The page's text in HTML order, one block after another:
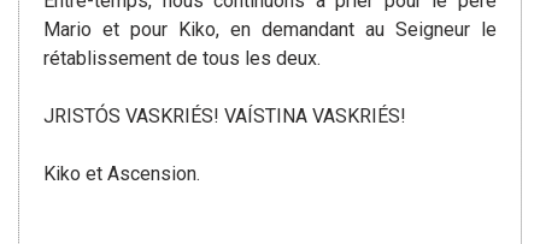
Mario et pour Kiko, en demandant au Seigneur le
rétablissement de tous les deux.
JRISTÓS VASKRIÉS! VAÍSTINA VASKRIÉS!
Kiko et Ascension.